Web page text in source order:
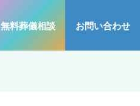
無料葬儀相談 お問い合わせ